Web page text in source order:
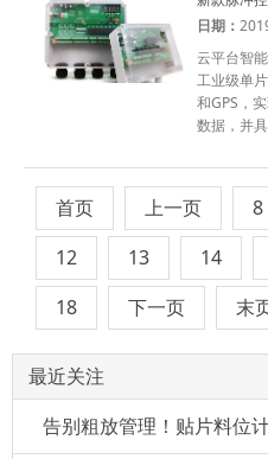
日期：
云平台智
工业级单
和GPS，
数据，并
首页 上一页 8
12
13 14
18
下一页 末
最近关注
告别粗放管理！贴片料位